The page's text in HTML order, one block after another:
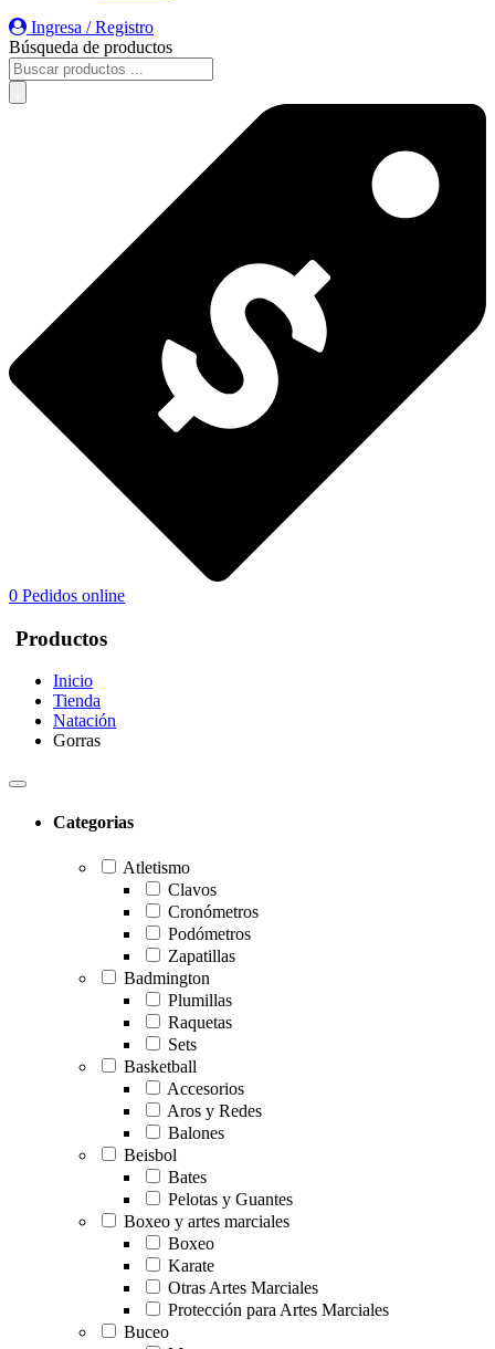
Ingresa / Registro
Búsqueda de productos
0 Pedidos online
Productos
Inicio
Tienda
Natación
Gorras
Categorias
Atletismo
Clavos
Cronómetros
Podómetros
Zapatillas
Badmington
Plumillas
Raquetas
Sets
Basketball
Accesorios
Aros y Redes
Balones
Beisbol
Bates
Pelotas y Guantes
Boxeo y artes marciales
Boxeo
Karate
Otras Artes Marciales
Protección para Artes Marciales
Buceo